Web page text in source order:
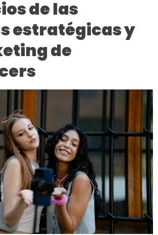
de las
estratégicas y
de